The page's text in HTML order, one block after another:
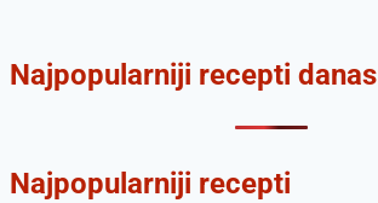
Najpopularniji recepti danas
Najpopularniji recepti